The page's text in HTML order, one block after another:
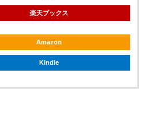
楽天ブックス
Amazon
Kindle